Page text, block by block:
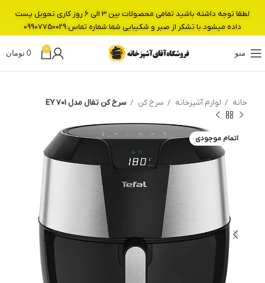
منو
0
0 تومان
خانه لوازم آشپزخانه سرخ کن سرخ کن تفال مدل EY 701
اتمام موجودی
لطفا توجه داشته باشید تمامی محصولات بین 3 الی 6 روز کاری تحویل پست
داده میشود.با تشکر از صبر و شکیبایی شما.شماره تماس:09907750029